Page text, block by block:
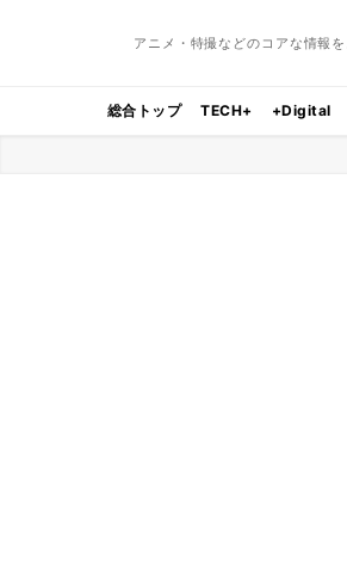
アニメ・特撮などのコアな情報を
総合トップ TECH+ +Digital